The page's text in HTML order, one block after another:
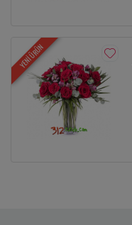
YENİ ÜRÜN